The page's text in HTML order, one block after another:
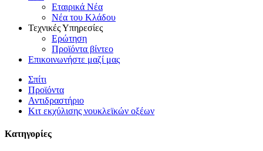
Εταιρικά Νέα
Νέα του Κλάδου
Τεχνικές Υπηρεσίες
Ερώτηση
Προϊόντα βίντεο
Επικοινωνήστε μαζί μας
Σπίτι
Προϊόντα
Αντιδραστήριο
Κιτ εκχύλισης νουκλεϊκών οξέων
Κατηγορίες